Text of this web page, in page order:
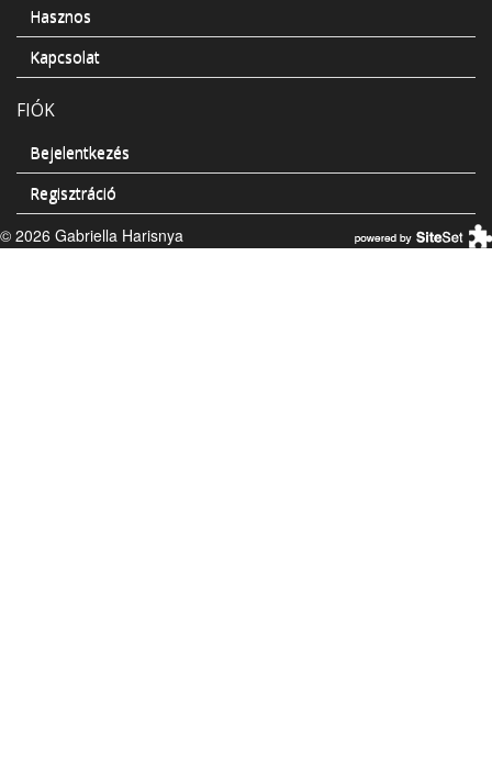
Hasznos
Kapcsolat
FIÓK
Bejelentkezés
Regisztráció
© 2026 Gabriella Harisnya